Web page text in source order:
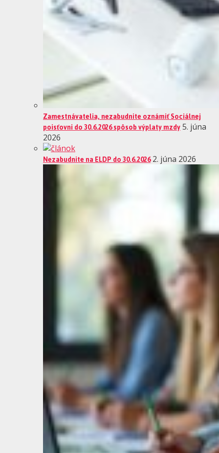
Zamestnávatelia, nezabudnite oznámiť Sociálnej
poisťovni do 30.6.2026 spôsob výplaty mzdy5. júna
2026
Nezabudnite na ELDP do 30.6.2026 2. júna 2026